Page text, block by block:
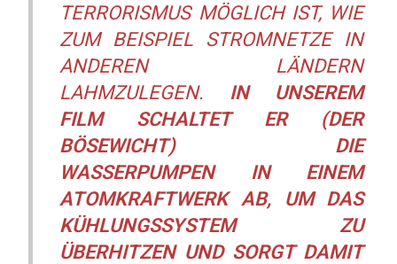
TERRORISMUS MÖGLICH IST, WIE
ZUM BEISPIEL STROMNETZE IN
ANDEREN LÄNDERN
LAHMZULEGEN. IN UNSEREM
FILM SCHALTET ER (DER
BÖSEWICHT) DIE
WASSERPUMPEN IN EINEM
ATOMKRAFTWERK AB, UM DAS
KÜHLUNGSSYSTEM ZU
ÜBERHITZEN UND SORGT DAMIT